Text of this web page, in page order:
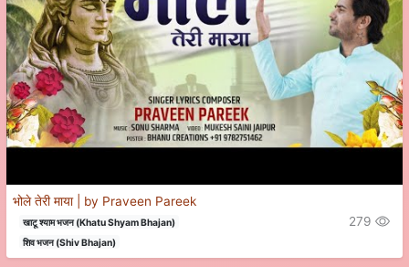
भोले तेरी माया | by Praveen Pareek
खाटू श्याम भजन (Khatu Shyam Bhajan)
शिव भजन (Shiv Bhajan)
279